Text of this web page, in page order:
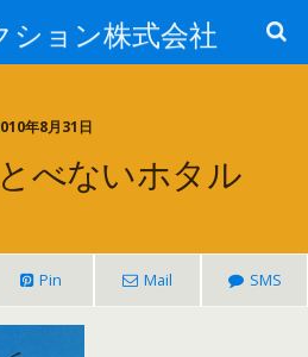
ション株式会社
年8月31日
べないホタル
Pin Mail SMS